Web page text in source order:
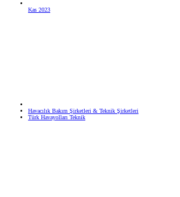
Kas 2023
Havacılık Bakım Şirketleri & Teknik Şirketleri
Türk Havayolları Teknik